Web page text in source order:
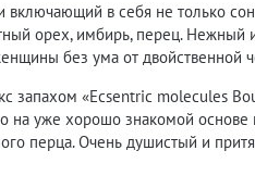
в себя не только
орех, имбирь, перец.
без ума от двойственной
запахом «Ecsentric molecules
на уже хорошо знакомой
перца. Очень душистый и